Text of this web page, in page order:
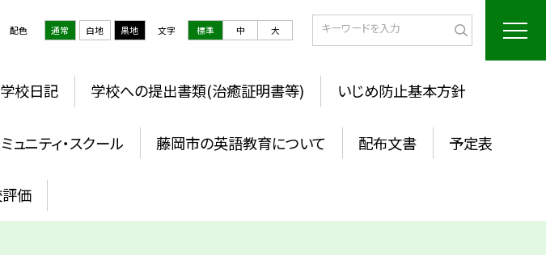
配色 通常 白地 黒地 文字 標準 中 大
学校日記 学校への提出書類(治癒証明書等) いじめ防止基本方針
ュニティ・スクール 藤岡市の英語教育について 配布文書 予定表
価